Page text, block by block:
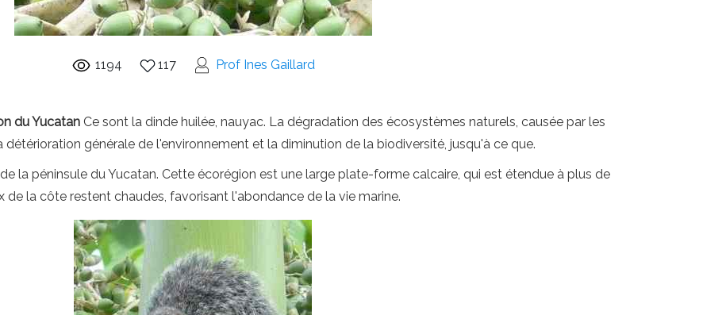
1194 117 Prof Ines Gaillard
du Yucatan Ce sont la dinde huilée, nauyac. La dégradation des écosystèmes naturels, causée par les
générale de l'environnement et la diminution de la biodiversité, jusqu'à ce que.
la péninsule du Yucatan. Cette écorégion est une large plate-forme calcaire, qui est étendue à plus de
de la côte restent chaudes, favorisant l'abondance de la vie marine.